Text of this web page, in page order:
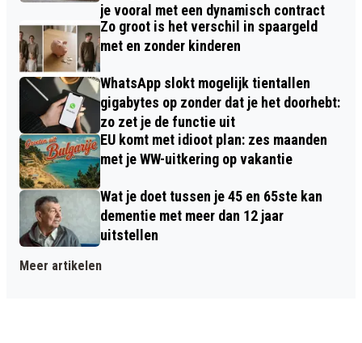
je vooral met een dynamisch contract
Zo groot is het verschil in spaargeld
met en zonder kinderen
WhatsApp slokt mogelijk tientallen
gigabytes op zonder dat je het doorhebt:
zo zet je de functie uit
EU komt met idioot plan: zes maanden
met je WW-uitkering op vakantie
Wat je doet tussen je 45 en 65ste kan
dementie met meer dan 12 jaar
uitstellen
Meer artikelen